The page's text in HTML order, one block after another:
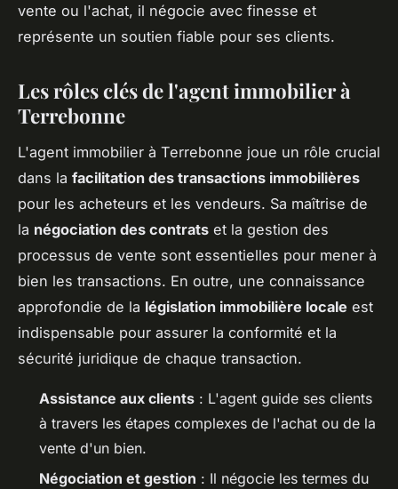
vente ou l'achat, il négocie avec finesse et
représente un soutien fiable pour ses clients.
Les rôles clés de l'agent immobilier à
Terrebonne
L'agent immobilier à Terrebonne joue un rôle crucial
dans la facilitation des transactions immobilières
pour les acheteurs et les vendeurs. Sa maîtrise de
la négociation des contrats et la gestion des
processus de vente sont essentielles pour mener à
bien les transactions. En outre, une connaissance
approfondie de la législation immobilière locale est
indispensable pour assurer la conformité et la
sécurité juridique de chaque transaction.
Assistance aux clients : L'agent guide ses clients
à travers les étapes complexes de l'achat ou de la
vente d'un bien.
Négociation et gestion : Il négocie les termes du